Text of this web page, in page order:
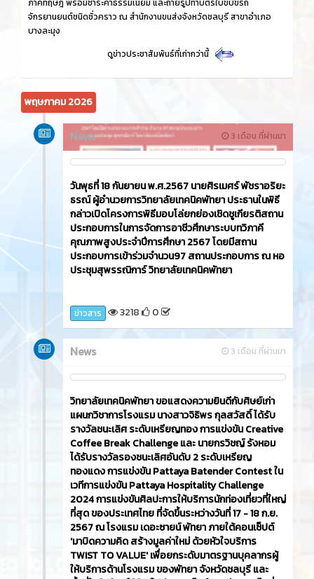
ภาคทฤษฎี พร้อมชำระค่าธรรมเนียม และถ่ายรูปทำบัตรใบขับขี่รถ
จักรยานยนต์ชนิดชั่วคราว ณ สำนักงานขนส่งจังหวัดชลบุรี สาขาอำเภอ
บางละมุง
ดูข่าวประชาสัมพันธ์ที่เก่ากว่านี้
พฤษภาคม 2026
3 เดือน ที่ผ่านมา
News
วันพุธที่ 18 กันยายน พ.ศ.2567 นายศิรเมศร์ พัชราอริยะ
ธรณ์ ผู้อำนวยการวิทยาลัยเทคนิคพัทยา ประธานในพิธี
กล่าวเปิดโครงการพิธีมอบโล่ยกย่องเชิดชูเกียรติสถาน
ประกอบการในการจัดการอาชีวศึกษาระบบทวิภาคี
คุณภาพสูงประจำปีการศึกษา 2567 โดยมีสถาน
ประกอบการเข้าร่วมจำนวน97 สถานประกอบการ ณ หอ
ประชุมสุพรรณิการ์ วิทยาลัยเทคนิคพัทยา
ข่าวสาร 3218 0
3 เดือน ที่ผ่านมา
News
วิทยาลัยเทคนิคพัทยา ขอแสดงความยินดีกับศิษย์เก่า
แผนกวิชาการโรงแรม นางสาวจิธิพร กุลสวัสดิ์ ได้รับ
รางวัลชนะเลิศ ระดับเหรียญทอง การแข่งขัน Creative
Coffee Break Challenge และ นายกรวิชญ์ รังหอม
ได้รับรางวัลรองชนะเลิศอันดับ 2 ระดับเหรียญ
ทองแดง การแข่งขัน Pattaya Batender Contest ใน
เวทีการแข่งขัน Pattaya Hospitality Challenge
2024 การแข่งขันศิลปะการให้บริการนักท่องเที่ยวที่ใหญ่
ที่สุด ของประเทศไทย ที่จัดขึ้นระหว่างวันที่ 17 - 18 ก.ย.
2567 ณ โรงแรม เดอะซายน์ พัทยา ภายใต้คอนเซ็ปต์
'มาบิดความคิด สร้างมูลค่าใหม่ ด้วยหัวใจบริการ
TWIST TO VALUE' เพื่อยกระดับมาตรฐานบุคลากรผู้
ให้บริการด้านโรงแรม ของพัทยา จังหวัดชลบุรี และ